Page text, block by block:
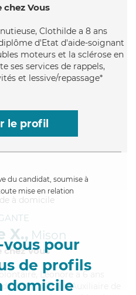
chez Vous
Clothilde a 8 ans
d'Etat d'aide-soignant
moteurs et la sclérose en
ses services de rappels,
et lessive/repassage*
le profil
du candidat, soumise à
mise en relation
pour
de profils
domicile
X., Mison
chez Vous
Léonore a 6 ans
d'État d'Auxiliaire de